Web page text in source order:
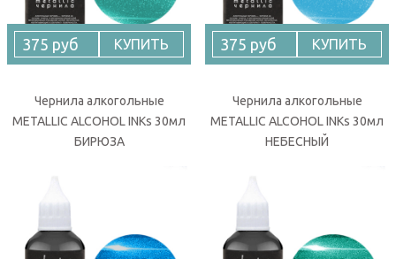
375 руб КУПИТЬ
Чернила алкогольные
METALLIC ALCOHOL INKs 30мл
БИРЮЗА
375 руб КУПИТЬ
Чернила алкогольные
METALLIC ALCOHOL INKs 30мл
НЕБЕСНЫЙ